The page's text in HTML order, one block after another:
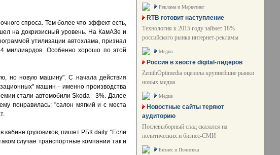
спроса. Тем более что эффект есть,
на докризисный уровень. На КамАЗе и
утилизации автохлама, признал
миллиардов. Особенно хорошо по этой
но новую машину". С начала действия
машин - именно производства
стали автомобили Skoda - 3%. Далее
понравилась: "салон мягкий и с места
грузовиков, пишет РБК daily. "Если
случае транспортные компании так и
Реклама и Маркетинг
RTB готовит наступление
Технология к 2015 году займет 18%
российского рынка интернет-рекламы
Медиа
Россия в хвосте digital-лидеров
ZenithOptimedia оценила крупнейшие рынки
новых медиа
Медиа
Новостные сайты теряют
аудиторию
Послевыборный спад сказался на
политических и бизнес-СМИ
Бизнес и Политика